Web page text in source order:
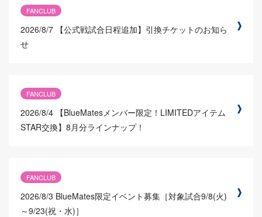
FANCLUB
2026/8/7 【公式戦試合日程追加】引換チケットのお知ら
せ
FANCLUB
2026/8/4 【BlueMatesメンバー限定！LIMITEDアイテム
STAR交換】8月分ラインナップ！
FANCLUB
2026/8/3 BlueMates限定イベント募集［対象試合9/8(火)
～9/23(祝・水)］